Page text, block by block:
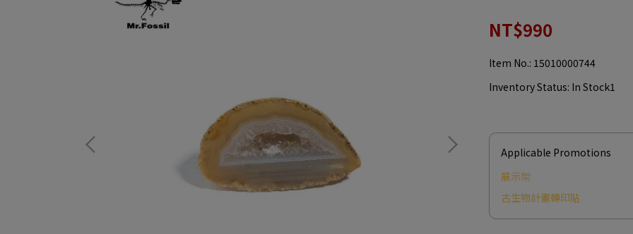
NT$990
Item No.: 15010000744
Inventory Status: In Stock1
Applicable Promotions
展示架
古生物計畫轉印貼